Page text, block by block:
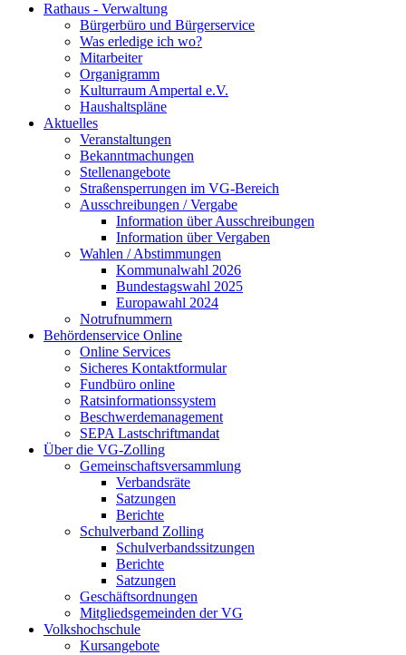
Rathaus - Verwaltung
Bürgerbüro und Bürgerservice
Was erledige ich wo?
Mitarbeiter
Organigramm
Kulturraum Ampertal e.V.
Haushaltspläne
Aktuelles
Veranstaltungen
Bekanntmachungen
Stellenangebote
Straßensperrungen im VG-Bereich
Ausschreibungen / Vergabe
Information über Ausschreibungen
Information über Vergaben
Wahlen / Abstimmungen
Kommunalwahl 2026
Bundestagswahl 2025
Europawahl 2024
Notrufnummern
Behördenservice Online
Online Services
Sicheres Kontaktformular
Fundbüro online
Ratsinformationssystem
Beschwerdemanagement
SEPA Lastschriftmandat
Über die VG-Zolling
Gemeinschaftsversammlung
Verbandsräte
Satzungen
Berichte
Schulverband Zolling
Schulverbandssitzungen
Berichte
Satzungen
Geschäftsordnungen
Mitgliedsgemeinden der VG
Volkshochschule
Kursangebote